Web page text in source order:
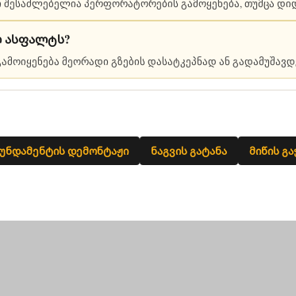
შესაძლებელია პერფორატორების გამოყენება, თუმცა
ასფალტს?
მეორადი გზების დასატკეპნად ან
დემონტაჟი ნაგვის გატანა მიწის